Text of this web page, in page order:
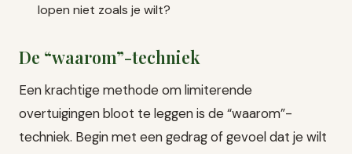
lopen niet zoals je wilt?
De “waarom”-techniek
Een krachtige methode om limiterende
overtuigingen bloot te leggen is de “waarom”-
techniek. Begin met een gedrag of gevoel dat je wilt